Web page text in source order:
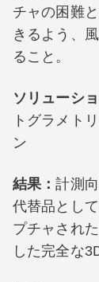
チャの困難
きるよう、
ること。
ソリューシ
トグラメト
ン
結果：計測
代替品とし
プチャされ
した完全な